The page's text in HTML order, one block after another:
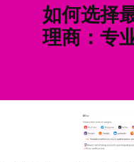
如何选择
理商：专